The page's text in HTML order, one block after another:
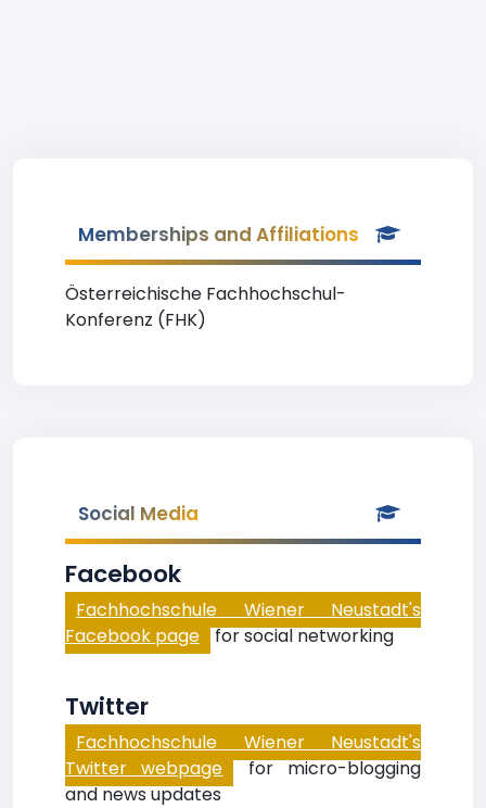
Memberships and Affiliations
Österreichische Fachhochschul-
Konferenz (FHK)
Social Media
Facebook
Fachhochschule Wiener Neustadt's
Facebook page for social networking
Twitter
Fachhochschule Wiener Neustadt's
Twitter webpage for micro-blogging
and news updates